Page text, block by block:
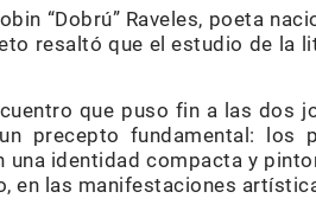
“Dobrú” Raveles, poeta
resaltó que el estudio de la
que puso fin a las dos
precepto fundamental: los
una identidad compacta y
en las manifestaciones